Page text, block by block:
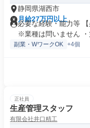
静岡県湖西市
月給27万円以上
必要な経験・能力等
※業種は問いません ・
副業・WワークOK +4個
正社員
生産管理スタッフ
有限会社井口精工